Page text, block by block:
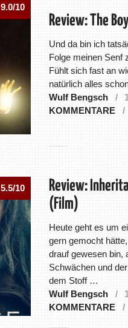
9.0/10
Review: The
Und da bin ich
Folge meinen Senf
Fühlt sich fast an
natürlich alles
Wulf Bengsch
KOMMENTARE
5.5/10
Review:
(Film)
Heute geht es um
gern gemocht
drauf gewesen bin,
Schwächen und
dem Stoff …
Wulf Bengsch
KOMMENTARE